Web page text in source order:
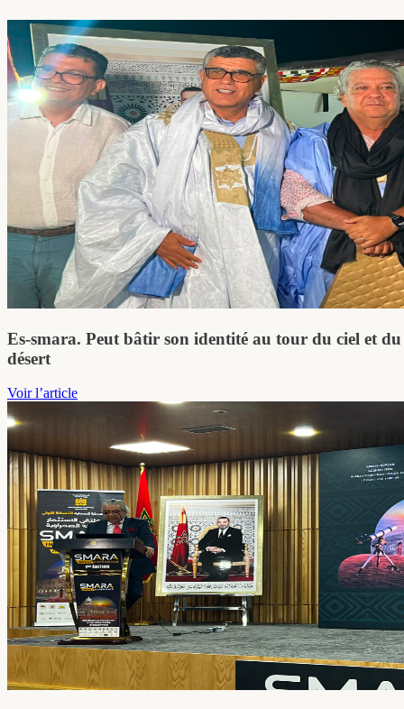
Es-smara. Peut bâtir son identité au tour du ciel et du
désert
Voir l’article